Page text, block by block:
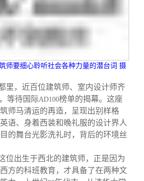
校友文苑
校友讲坛
三创大赛
实用信息
会长致辞
总会章程
制度法规
联系我们
师要细心聆听社会各种力量的潜台词 摄
里，近百位建筑师、室内设计师齐
等待国际AD100榜单的揭幕。这座
师马清运的再造，呈现出别样格
语、身着西装和晚礼服的设计界人
的舞台光影洗礼时，背后的环境丝
位出生于西北的建筑师，正是因为
方的科班教育，才具备了在两种文